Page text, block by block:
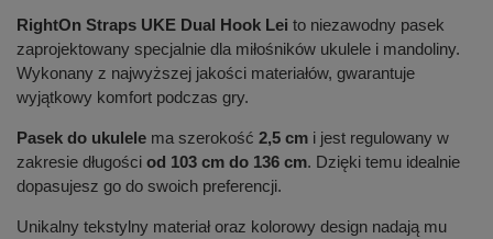
RightOn Straps UKE Dual Hook Lei to niezawodny pasek
zaprojektowany specjalnie dla miłośników ukulele i mandoliny.
Wykonany z najwyższej jakości materiałów, gwarantuje
wyjątkowy komfort podczas gry.
Pasek do ukulele ma szerokość 2,5 cm i jest regulowany w
zakresie długości od 103 cm do 136 cm. Dzięki temu idealnie
dopasujesz go do swoich preferencji.
Unikalny tekstylny materiał oraz kolorowy design nadają mu